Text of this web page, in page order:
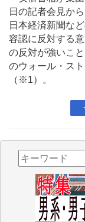
日の記者会見か
日本経済新聞な
容認に反対する
の反対が強いこ
のウォール・ス
（※1）。